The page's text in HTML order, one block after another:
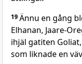
19Ännu en gång
Elhanan, Jaare-
ihjäl gatiten
som liknade en